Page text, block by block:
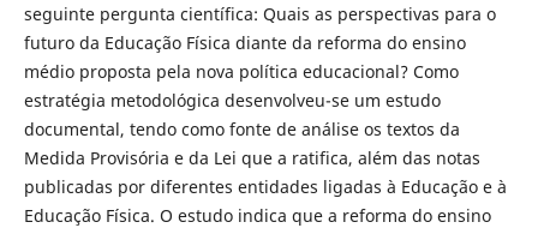
seguinte pergunta científica: Quais as perspectivas para o
futuro da Educação Física diante da reforma do ensino
médio proposta pela nova política educacional? Como
estratégia metodológica desenvolveu-se um estudo
documental, tendo como fonte de análise os textos da
Medida Provisória e da Lei que a ratifica, além das notas
publicadas por diferentes entidades ligadas à Educação e à
Educação Física. O estudo indica que a reforma do ensino